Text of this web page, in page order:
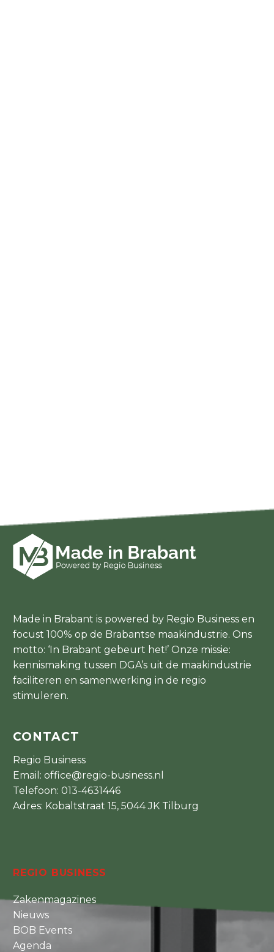
Made in Brabant is powered by Regio Business en
focust 100% op de Brabantse maakindustrie. Ons
motto: ‘In Brabant gebeurt het!’ Onze missie:
kennismaking tussen DGA’s uit de maakindustrie
faciliteren en samenwerking in de regio
stimuleren.
CONTACT
Regio Business
Email: office@regio-business.nl
Telefoon: 013-4631446
Adres: Kobaltstraat 15, 5044 JK Tilburg
REGIO BUSINESS
Zakenmagazines
Nieuws
BOB Events
Agenda